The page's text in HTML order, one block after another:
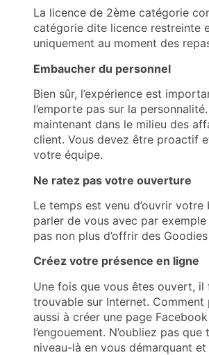
La licence de 2ème catégorie
catégorie dite licence restreinte
uniquement au moment des
Embaucher du personnel
Bien sûr, l’expérience est
l’emporte pas sur la
maintenant dans le milieu des
client. Vous devez être proactif
votre équipe.
Ne ratez pas votre ouverture
Le temps est venu d’ouvrir
parler de vous avec par
pas non plus d’offrir des
Créez votre présence en ligne
Une fois que vous êtes ouvert,
trouvable sur Internet.
aussi à créer une page
l’engouement. N’oubliez pas
niveau-là en vous démarquant